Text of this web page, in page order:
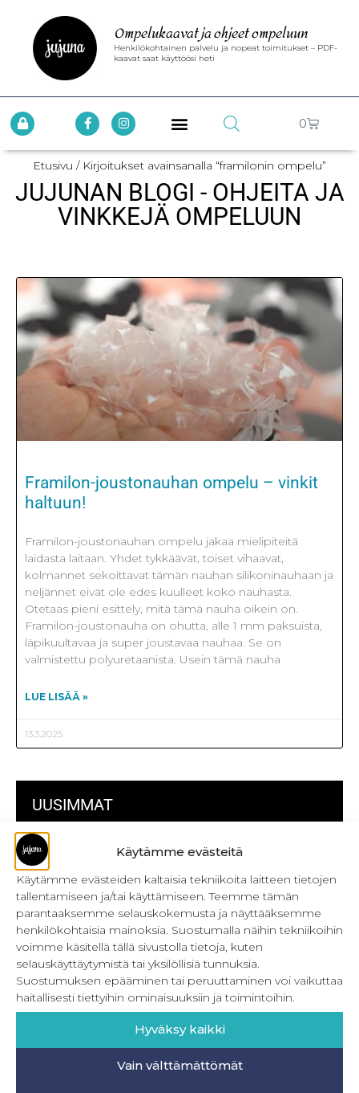
Käytämme evästeitä
Käytämme evästeiden kaltaisia tekniikoita laitteen tietojen
tallentamiseen ja/tai käyttämiseen. Teemme tämän
parantaaksemme selauskokemusta ja näyttääksemme
henkilökohtaisia mainoksia. Suostumalla näihin tekniikoihin
voimme käsitellä tällä sivustolla tietoja, kuten
selauskäyttäytymistä tai yksilöllisiä tunnuksia.
Suostumuksen epääminen tai peruuttaminen voi vaikuttaa
haitallisesti tiettyihin ominaisuuksiin ja toimintoihin.
Hyväksy kaikki
Vain välttämättömät
Ompelukaavat ja ohjeet ompeluun
Henkilökohtainen palvelu ja nopeat toimitukset – PDF-
kaavat saat käyttöösi heti
0
Etusivu / Kirjoitukset avainsanalla “framilonin ompelu”
JUJUNAN BLOGI - OHJEITA JA
VINKKEJÄ OMPELUUN
UUSIMMAT
Kulmikas pussukka kaava Särmä
Bokserikuminauhan ompelu
Metrivetoketjun käyttö
Metrivetoketjun lukon pujottaminen
Onnistu joustavien vaatteiden ompelussa
Laakasauman ompelu saumurilla
Jujunan ompelubingo heinä-joulukuulle
Retkeilyhousujen materiaalit ja tarvikkeet
Framilon-joustonauhan ompelu – vinkit
haltuun!
Framilon-joustonauhan ompelu jakaa mielipiteitä
laidasta laitaan. Yhdet tykkäävät, toiset vihaavat,
kolmannet sekoittavat tämän nauhan silikoninauhaan ja
neljännet eivät ole edes kuulleet koko nauhasta.
Otetaas pieni esittely, mitä tämä nauha oikein on.
Framilon-joustonauha on ohutta, alle 1 mm paksuista,
läpikuultavaa ja super joustavaa nauhaa. Se on
valmistettu polyuretaanista. Usein tämä nauha
LUE LISÄÄ »
13.3.2025